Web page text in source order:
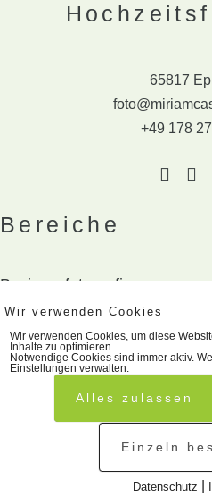
Bereiche
Businessfotografie
Hochzeitsfotografie
Familienfotografie
65817
+49 178
© 2026 Fotos von
Wir verwenden Cookies
Wir verwenden Cookies, um diese
Inhalte zu optimieren.
Notwendige Cookies sind immer aktiv.
Einstellungen verwalten.
Alles zulassen
Einzeln
Datenschutz